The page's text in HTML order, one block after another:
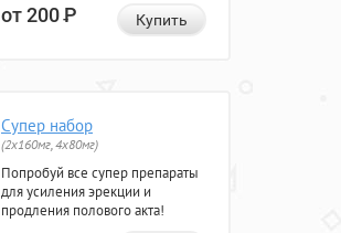
от 200Р Купить
Супер набор
(2х160мг, 4х80мг)
Попробуй все супер препараты
для усиления эрекции и
продления полового акта!